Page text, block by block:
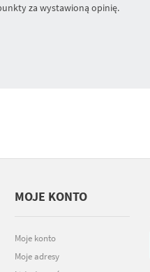
za wystawioną opinię.
MOJE KONTO
Moje konto
Moje adresy